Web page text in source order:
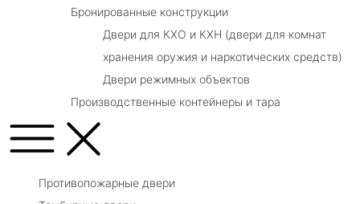
Бронированные конструкции
Двери для КХО и КХН (двери для комнат
хранения оружия и наркотических средств)
Двери режимных объектов
Производственные контейнеры и тара
Противопожарные двери